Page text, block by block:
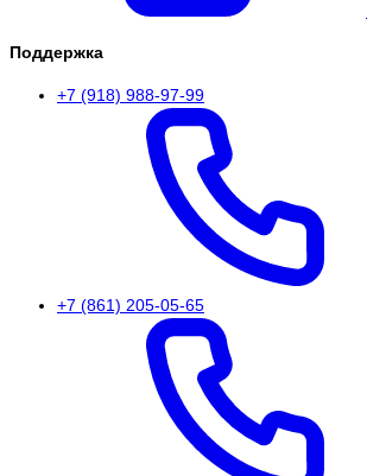
Поддержка
+7 (918) 988-97-99
+7 (861) 205-05-65